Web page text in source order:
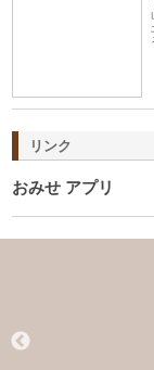
リンク
おみせ アプリ